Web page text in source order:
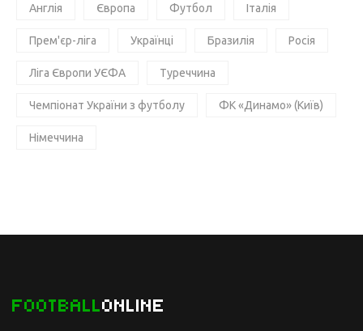
Англія Європа Футбол Італія
Прем'єр-ліга Українці Бразилія Росія
Ліга Європи УЄФА Туреччина
Чемпіонат України з футболу ФК «Динамо» (Київ)
Німеччина
FOOTBALLONLINE